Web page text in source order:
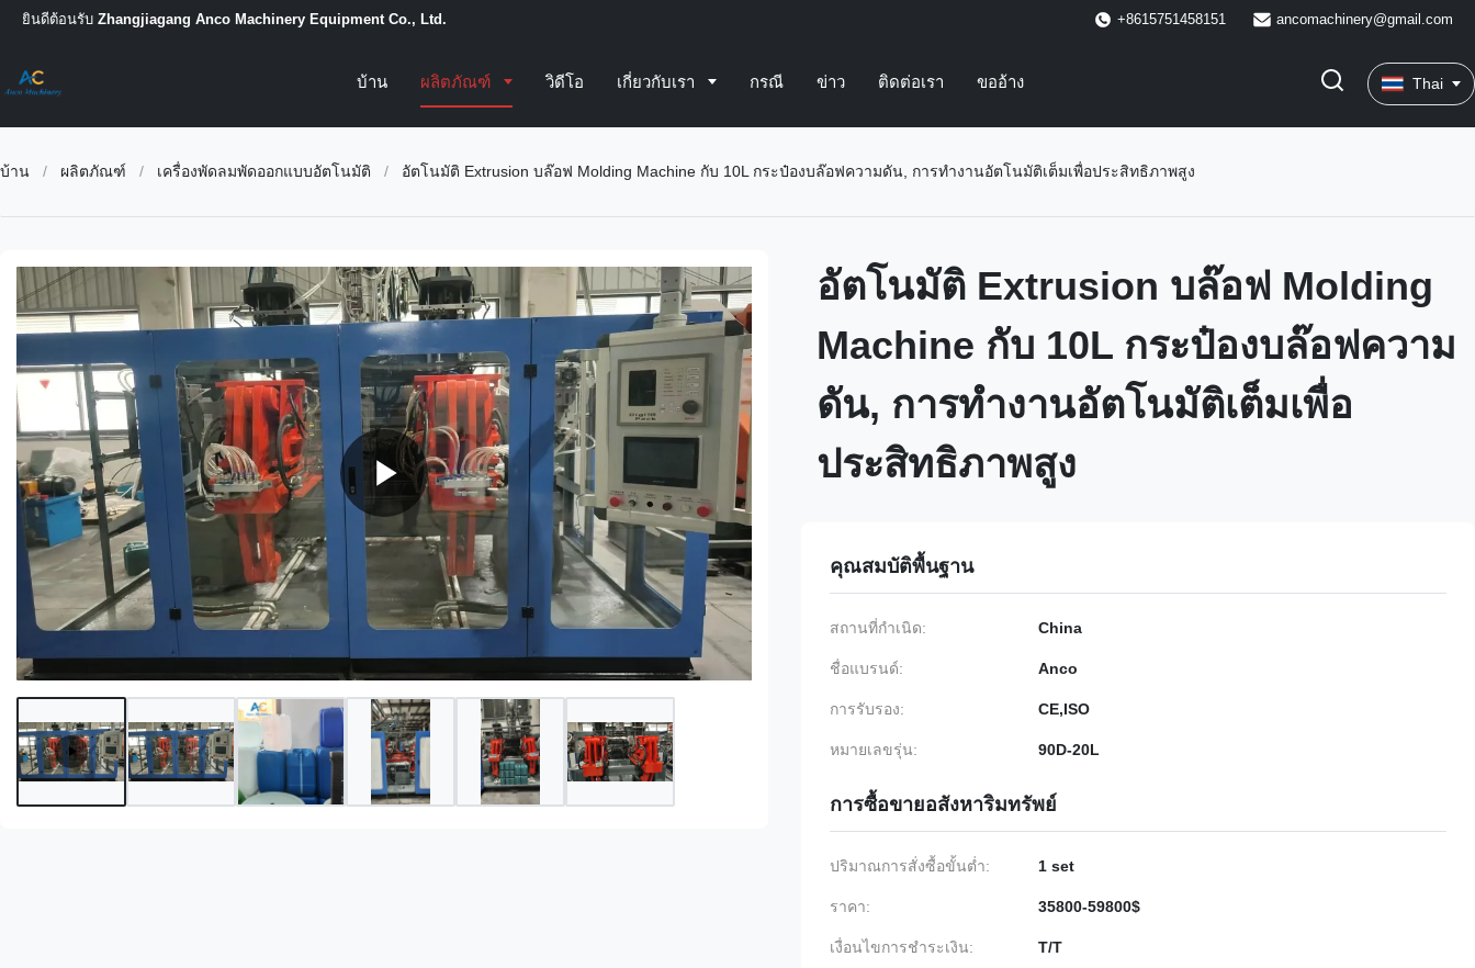
ยินดีต้อนรับ Zhangjiagang Anco Machinery Equipment Co., Ltd. +8615751458151 ancomachinery@gmail.com
บ้าน ผลิตภัณฑ์ วิดีโอ เกี่ยวกับเรา กรณี ข่าว ติดต่อเรา ขออ้าง Thai
บ้าน / ผลิตภัณฑ์ / เครื่องพัดลมพัดออกแบบอัตโนมัติ / อัตโนมัติ Extrusion บล๊อฟ Molding Machine กับ 10L กระป๋องบล๊อฟความดัน, การทํางานอัตโนมัติเต็มเพื่อประสิทธิภาพสูง
อัตโนมัติ Extrusion บล๊อฟ Molding
Machine กับ 10L กระป๋องบล๊อฟความ
ดัน, การทํางานอัตโนมัติเต็มเพื่อ
ประสิทธิภาพสูง
คุณสมบัติพื้นฐาน
สถานที่กำเนิด: China
ชื่อแบรนด์: Anco
การรับรอง: CE,ISO
หมายเลขรุ่น: 90D-20L
การซื้อขายอสังหาริมทรัพย์
ปริมาณการสั่งซื้อขั้นต่ำ: 1 set
ราคา: 35800-59800$
เงื่อนไขการชำระเงิน: T/T